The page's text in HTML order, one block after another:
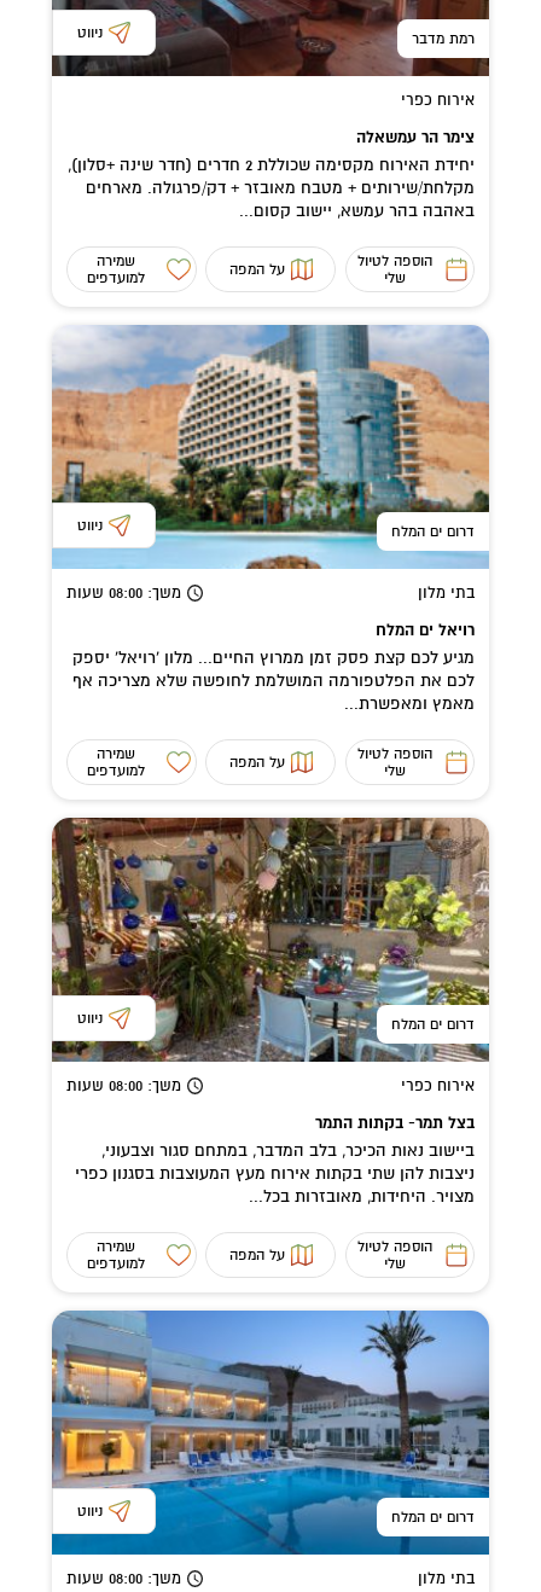
רמת מדבר ניווט
אירוח כפרי
צימר הר עמשאלה
יחידת האירוח מקסימה שכוללת 2 חדרים (חדר שינה +סלון),
מקלחת/שירותים + מטבח מאובזר + דק/פרגולה. מארחים
באהבה בהר עמשא, יישוב קסום...
הוספה לטיול
שלי
על המפה
שמירה
למועדפים
דרום ים המלח ניווט
בתי מלון משך: 08:00 שעות
רויאל ים המלח
מגיע לכם קצת פסק זמן ממרוץ החיים... מלון 'רויאל' יספק
לכם את הפלטפורמה המושלמת לחופשה שלא מצריכה אף
מאמץ ומאפשרת...
הוספה לטיול
שלי
על המפה
שמירה
למועדפים
דרום ים המלח ניווט
אירוח כפרי משך: 08:00 שעות
בצל תמר- בקתות התמר
ביישוב נאות הכיכר, בלב המדבר, במתחם סגור וצבעוני,
ניצבות להן שתי בקתות אירוח מעץ המעוצבות בסגנון כפרי
מצויר. היחידות, מאובזרות בכל...
הוספה לטיול
שלי
על המפה
שמירה
למועדפים
דרום ים המלח ניווט
בתי מלון משך: 08:00 שעות